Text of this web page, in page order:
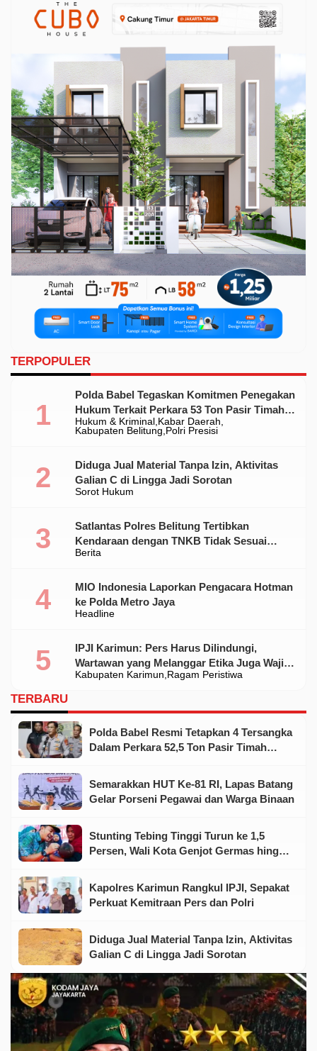
TERPOPULER
Hukum & Kriminal Kabar Daerah
Kabupaten Belitung Polri Presisi
Polda Babel Tegaskan Komitmen Penegakan
Hukum Terkait Perkara 53 Ton Pasir Timah
Ilegal Di Belitung
Sorot Hukum
Diduga Jual Material Tanpa Izin, Aktivitas
Galian C di Lingga Jadi Sorotan
Berita
Satlantas Polres Belitung Tertibkan
Kendaraan dengan TNKB Tidak Sesuai
Standar
Headline
MIO Indonesia Laporkan Pengacara Hotman
ke Polda Metro Jaya
Kabupaten Karimun Ragam Peristiwa
IPJI Karimun: Pers Harus Dilindungi,
Wartawan yang Melanggar Etika Juga Wajib
Dikoreksi
TERBARU
Polda Babel Resmi Tetapkan 4 Tersangka
Dalam Perkara 52,5 Ton Pasir Timah
Semarakkan HUT Ke-81 RI, Lapas Batang
Gelar Porseni Pegawai dan Warga Binaan
Stunting Tebing Tinggi Turun ke 1,5
Persen, Wali Kota Genjot Germas hingga
Kapolres Karimun Rangkul IPJI, Sepakat
Perkuat Kemitraan Pers dan Polri
Diduga Jual Material Tanpa Izin, Aktivitas
Galian C di Lingga Jadi Sorotan